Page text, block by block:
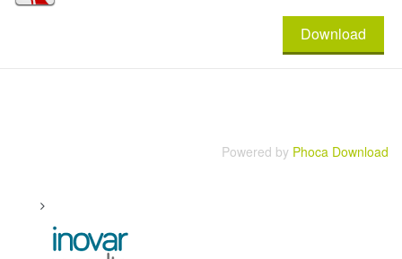
Download
Powered by Phoca Download